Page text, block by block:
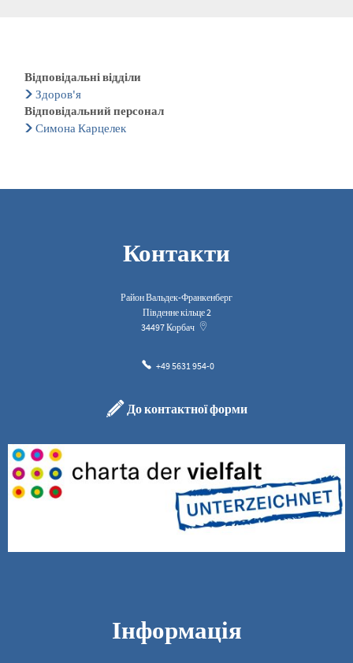
Відповідальні відділи
Здоров'я
Відповідальний персонал
Симона Карцелек
Контакти
Район Вальдек-Франкенберг
Південне кільце 2
34497Корбач
+49 5631 954-0
До контактної форми
Інформація